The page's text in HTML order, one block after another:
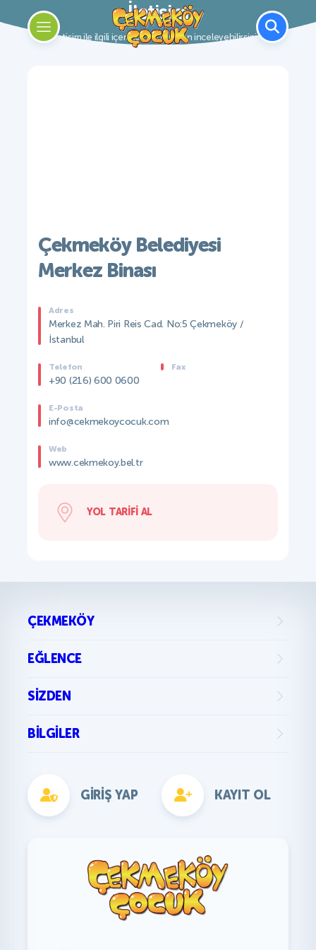
İletişim
İletişim ile ilgili içerikleri bu alandan inceleyebilirsiniz.
Çekmeköy Belediyesi
Merkez Binası
Adres
Merkez Mah. Piri Reis Cad. No:5 Çekmeköy /
İstanbul
Telefon
+90 (216) 600 0600
Fax
E-Posta
info@cekmekoycocuk.com
Web
www.cekmekoy.bel.tr
YOL TARIFI AL
ÇEKMEKÖY
EĞLENCE
SIZDEN
BILGILER
GIRIŞ YAP KAYIT OL